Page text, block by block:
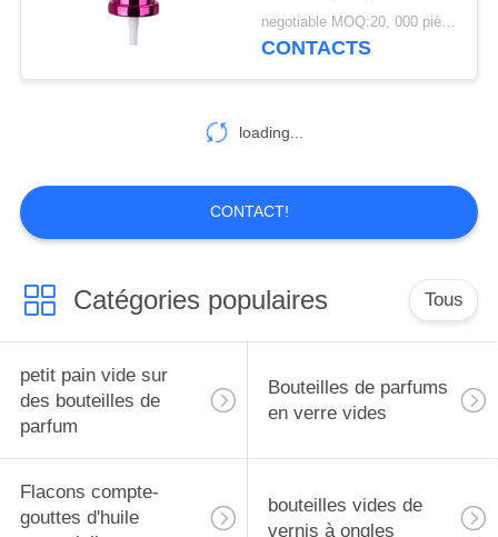
Pompes à lotion
63
Une gouttelette.
13
personnalisées OEM
negotiable MOQ:20, 000 pièces (la personnalisation des lots mixtes est prise en charge)
CONTACTS
loading...
CONTACT!
Catégories populaires Tous
petit pain vide sur
des bouteilles de
parfum
Bouteilles de parfums
en verre vides
Flacons compte-
gouttes d'huile
bouteilles vides de
vernis à ongles